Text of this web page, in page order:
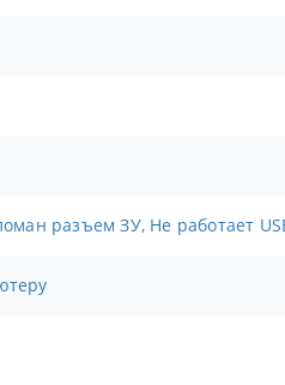
разъем ЗУ, Не работает